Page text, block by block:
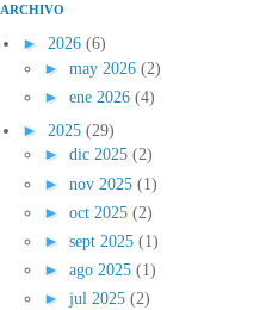
ARCHIVO
► 2026 (6)
► may 2026 (2)
► ene 2026 (4)
► 2025 (29)
► dic 2025 (2)
► nov 2025 (1)
► oct 2025 (2)
► sept 2025 (1)
► ago 2025 (1)
► jul 2025 (2)